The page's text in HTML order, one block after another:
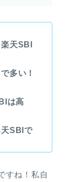
天SBI
多い！
は高
天SBIで
すね！私自